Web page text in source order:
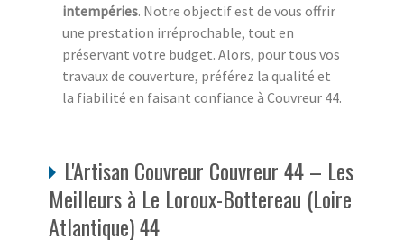
intempéries. Notre objectif est de vous offrir
une prestation irréprochable, tout en
préservant votre budget. Alors, pour tous vos
travaux de couverture, préférez la qualité et
la fiabilité en faisant confiance à Couvreur 44.
L'Artisan Couvreur Couvreur 44 – Les
Meilleurs à Le Loroux-Bottereau (Loire
Atlantique) 44